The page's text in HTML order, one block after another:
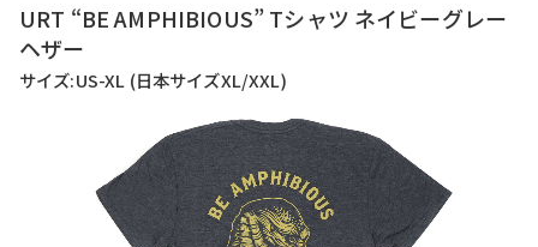
URT “BE AMPHIBIOUS” Tシャツ ネイビーグレー
ヘザー
サイズ:US-XL (日本サイズXL/XXL)